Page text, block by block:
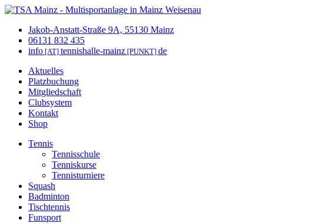
Jakob-Anstatt-Straße 9A, 55130 Mainz
06131 832 435
info [AT] tennishalle-mainz [PUNKT] de
Aktuelles
Platzbuchung
Mitgliedschaft
Clubsystem
Kontakt
Shop
Tennis
Tennisschule
Tenniskurse
Tennisturniere
Squash
Badminton
Tischtennis
Funsport